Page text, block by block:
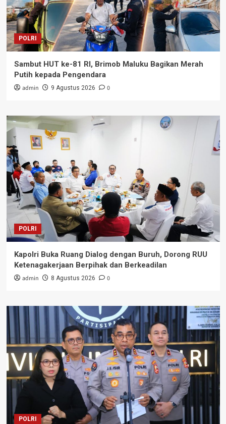
POLRI
Sambut HUT ke-81 RI, Brimob Maluku Bagikan Merah
Putih kepada Pengendara
admin 9 Agustus 2026 0
POLRI
Kapolri Buka Ruang Dialog dengan Buruh, Dorong RUU
Ketenagakerjaan Berpihak dan Berkeadilan
admin 8 Agustus 2026 0
POLRI